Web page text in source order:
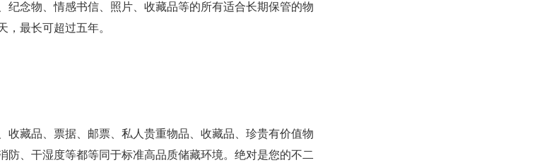
纪念物、情感书信、照片、收藏品等的所有适合长期保管的物
，最长可超过五年。
收藏品、票据、邮票、私人贵重物品、收藏品、珍贵有价值物
防、干湿度等都等同于标准高品质储藏环境。绝对是您的不二